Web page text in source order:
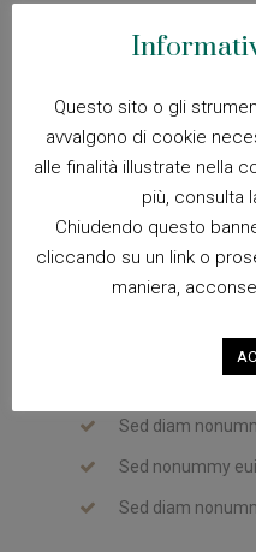
dolore magna aliquam erat
suscipit lobortis nisl ut
Sed diam
Sed nonummy
Sed diam
Sed diam
Sed nonummy
Sed diam
Questo sito o gli
avvalgono di cookie
alle finalità illustrate nella
più, consulta
Chiudendo questo
cliccando su un link o
maniera,